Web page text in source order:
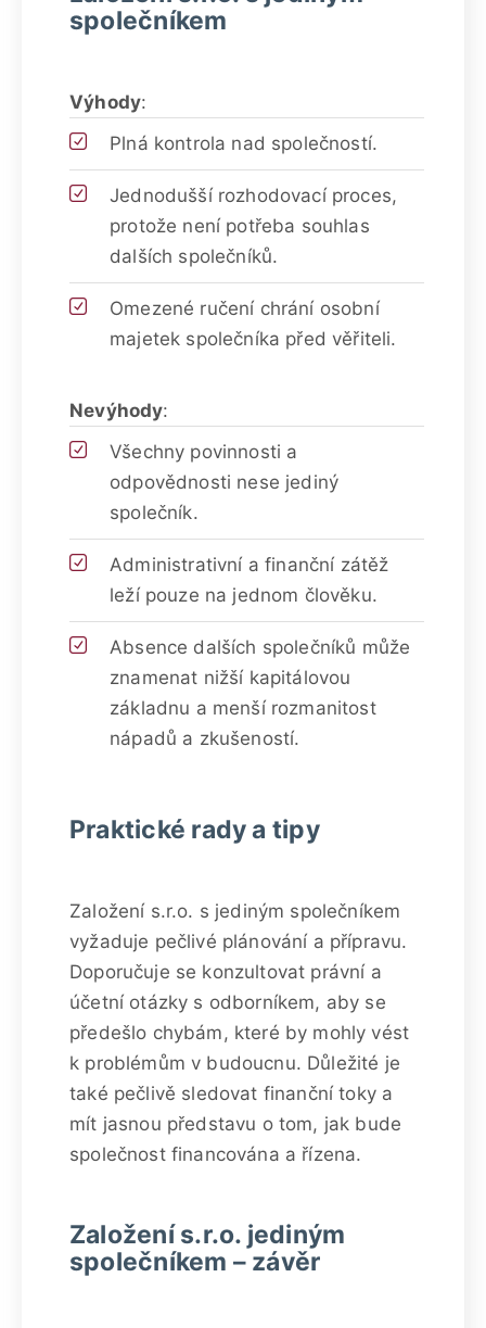
společníkem
Výhody:
Plná kontrola nad společností.
Jednodušší rozhodovací proces,
protože není potřeba souhlas
dalších společníků.
Omezené ručení chrání osobní
majetek společníka před věřiteli.
Nevýhody:
Všechny povinnosti a
odpovědnosti nese jediný
společník.
Administrativní a finanční zátěž
leží pouze na jednom člověku.
Absence dalších společníků může
znamenat nižší kapitálovou
základnu a menší rozmanitost
nápadů a zkušeností.
Praktické rady a tipy
Založení s.r.o. s jediným společníkem
vyžaduje pečlivé plánování a přípravu.
Doporučuje se konzultovat právní a
účetní otázky s odborníkem, aby se
předešlo chybám, které by mohly vést
k problémům v budoucnu. Důležité je
také pečlivě sledovat finanční toky a
mít jasnou představu o tom, jak bude
společnost financována a řízena.
Založení s.r.o. jediným
společníkem – závěr